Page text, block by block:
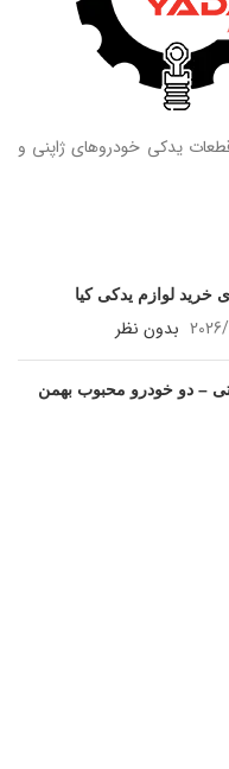
یدکی خودروهای ژاپنی و
خرید لوازم یدکی کیا
بدون نظر
– دو خودرو محبوب بهمن